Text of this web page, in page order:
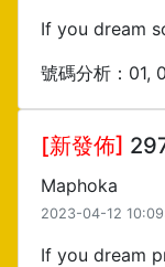
If you dream
號碼分析：01,
[新發佈]
Maphoka
2023-04-12
If you dream